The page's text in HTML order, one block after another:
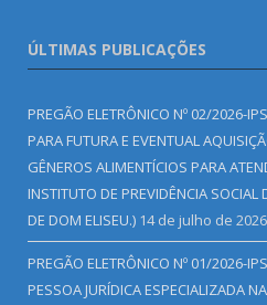
ÚLTIMAS PUBLICAÇÕES
PREGÃO ELETRÔNICO Nº 02/2026-
PARA FUTURA E EVENTUAL
GÊNEROS ALIMENTÍCIOS PARA
INSTITUTO DE PREVIDÊNCIA
DE DOM ELISEU.) 14 de julho de 2026
PREGÃO ELETRÔNICO Nº 01/2026-
PESSOA JURÍDICA ESPECIALIZADA